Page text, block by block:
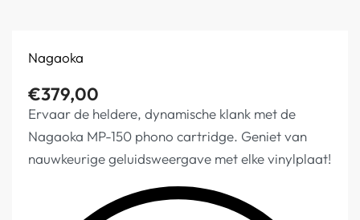
Nagaoka
€379,00
Ervaar de heldere, dynamische klank met de
Nagaoka MP-150 phono cartridge. Geniet van
nauwkeurige geluidsweergave met elke vinylplaat!